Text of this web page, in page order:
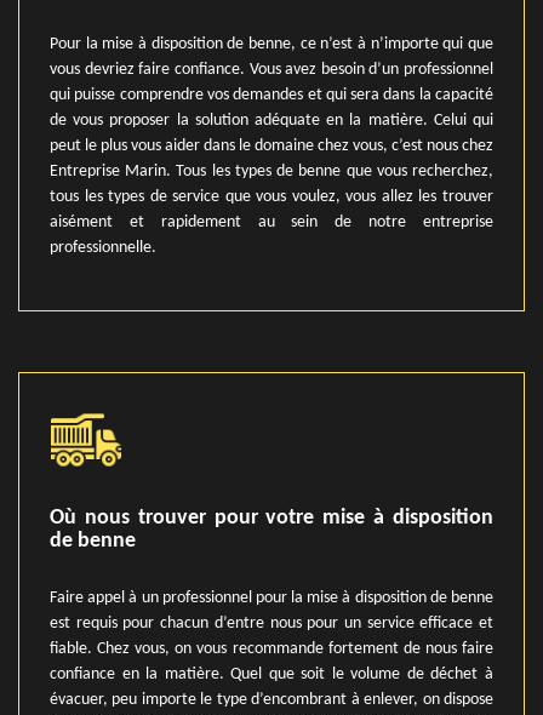
Pour la mise à disposition de benne, ce n’est à n’importe qui que
vous devriez faire confiance. Vous avez besoin d’un professionnel
qui puisse comprendre vos demandes et qui sera dans la capacité
de vous proposer la solution adéquate en la matière. Celui qui
peut le plus vous aider dans le domaine chez vous, c’est nous chez
Entreprise Marin. Tous les types de benne que vous recherchez,
tous les types de service que vous voulez, vous allez les trouver
aisément et rapidement au sein de notre entreprise
professionnelle.
Où nous trouver pour votre mise à disposition
de benne
Faire appel à un professionnel pour la mise à disposition de benne
est requis pour chacun d’entre nous pour un service efficace et
fiable. Chez vous, on vous recommande fortement de nous faire
confiance en la matière. Quel que soit le volume de déchet à
évacuer, peu importe le type d’encombrant à enlever, on dispose